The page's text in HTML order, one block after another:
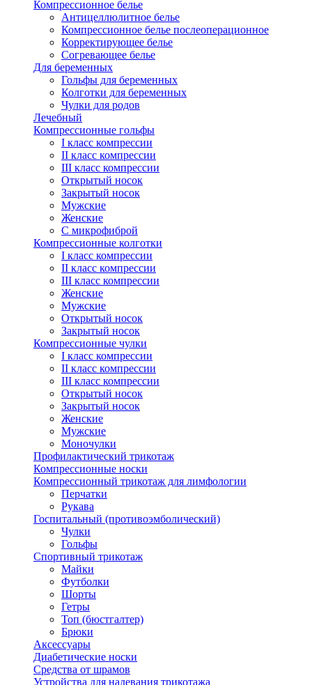
Компрессионное белье
Антицеллюлитное белье
Компрессионное белье послеоперационное
Корректирующее белье
Согревающее белье
Для беременных
Гольфы для беременных
Колготки для беременных
Чулки для родов
Лечебный
Компрессионные гольфы
I класс компрессии
II класс компрессии
III класс компрессии
Открытый носок
Закрытый носок
Мужские
Женские
С микрофиброй
Компрессионные колготки
I класс компрессии
II класс компрессии
III класс компрессии
Женские
Мужские
Открытый носок
Закрытый носок
Компрессионные чулки
I класс компрессии
II класс компрессии
III класс компрессии
Открытый носок
Закрытый носок
Женские
Мужские
Моночулки
Профилактический трикотаж
Компрессионные носки
Компрессионный трикотаж для лимфологии
Перчатки
Рукава
Госпитальный (противоэмболический)
Чулки
Гольфы
Спортивный трикотаж
Майки
Футболки
Шорты
Гетры
Топ (бюстгалтер)
Брюки
Аксессуары
Диабетические носки
Средства от шрамов
Устройства для надевания трикотажа